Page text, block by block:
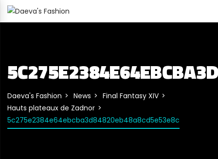
Daeva's Fashion News
Final Fantasy XIV
Hauts plateaux de Zadnor
5c275e2384e64ebcba3d84820eb48a8cd5e53e8c